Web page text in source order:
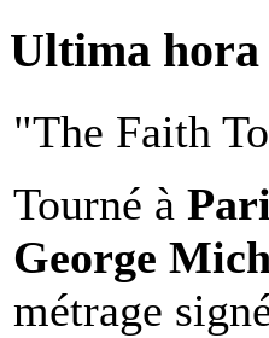
Ultima hora
"The Faith
Tourné à
George
métrage